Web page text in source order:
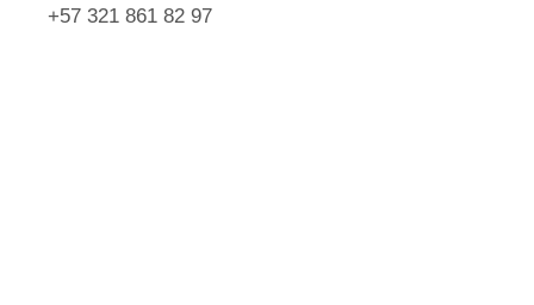
+57 321 861 82 97